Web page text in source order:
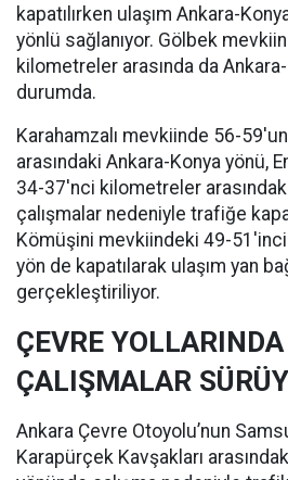
kapatılırken ulaşım Ankara-
yönlü sağlanıyor. Gölbek
kilometreler arasında da
durumda.
Karahamzalı mevkiinde 56-
arasındaki Ankara-Konya yönü,
34-37'nci kilometreler
çalışmalar nedeniyle trafiğe
Kömüşini mevkiindeki 49-
yön de kapatılarak ulaşım yan
gerçekleştiriliyor.
ÇEVRE
ÇALIŞMALAR
Ankara Çevre Otoyolu’nun
Karapürçek Kavşakları